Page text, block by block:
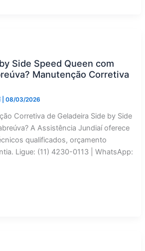
Side Speed Queen com
Manutenção Corretiva
|08/03/2026
Corretiva de Geladeira Side by Side
A Assistência Jundiaí oferece
qualificados, orçamento
Ligue: (11) 4230-0113 | WhatsApp: